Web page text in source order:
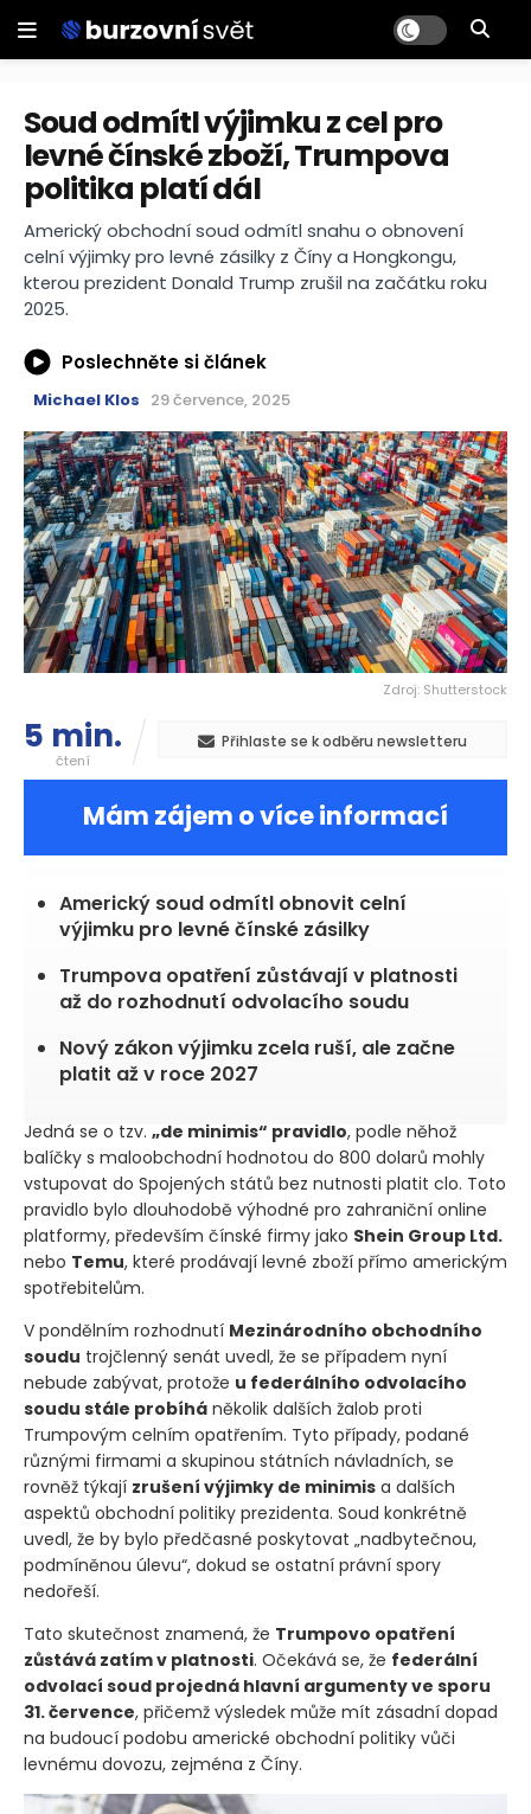
Soud odmítl výjimku z cel pro
levné čínské zboží, Trumpova
politika platí dál
Americký obchodní soud odmítl snahu o obnovení
celní výjimky pro levné zásilky z Číny a Hongkongu,
kterou prezident Donald Trump zrušil na začátku roku
2025.
Poslechněte si článek
Michael Klos 29 července, 2025
Zdroj: Shutterstock
5 min.
čtení
Přihlaste se k odběru newsletteru
Mám zájem o více informací
Americký soud odmítl obnovit celní
výjimku pro levné čínské zásilky
Trumpova opatření zůstávají v platnosti
až do rozhodnutí odvolacího soudu
Nový zákon výjimku zcela ruší, ale začne
platit až v roce 2027
Jedná se o tzv. „de minimis“ pravidlo, podle něhož
balíčky s maloobchodní hodnotou do 800 dolarů mohly
vstupovat do Spojených států bez nutnosti platit clo. Toto
pravidlo bylo dlouhodobě výhodné pro zahraniční online
platformy, především čínské firmy jako Shein Group Ltd.
nebo Temu, které prodávají levné zboží přímo americkým
spotřebitelům.
V pondělním rozhodnutí Mezinárodního obchodního
soudu trojčlenný senát uvedl, že se případem nyní
nebude zabývat, protože u federálního odvolacího
soudu stále probíhá několik dalších žalob proti
Trumpovým celním opatřením. Tyto případy, podané
různými firmami a skupinou státních návladních, se
rovněž týkají zrušení výjimky de minimis a dalších
aspektů obchodní politiky prezidenta. Soud konkrétně
uvedl, že by bylo předčasné poskytovat „nadbytečnou,
podmíněnou úlevu“, dokud se ostatní právní spory
nedořeší.
Tato skutečnost znamená, že Trumpovo opatření
zůstává zatím v platnosti. Očekává se, že federální
odvolací soud projedná hlavní argumenty ve sporu
31. července, přičemž výsledek může mít zásadní dopad
na budoucí podobu americké obchodní politiky vůči
levnému dovozu, zejména z Číny.